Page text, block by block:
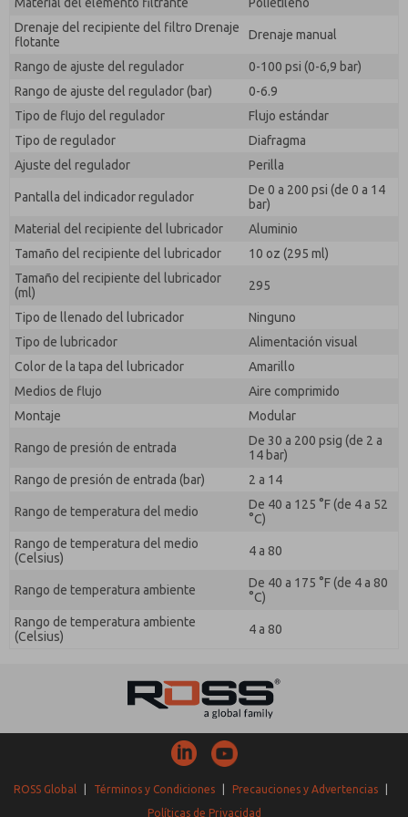
Drenaje del recipiente del filtro Drenaje
flotante
Drenaje manual
Rango de ajuste del regulador
0-100 psi (0-6,9 bar)
Rango de ajuste del regulador (bar)
0-6.9
Tipo de flujo del regulador
Flujo estándar
Tipo de regulador
Diafragma
Ajuste del regulador
Perilla
Pantalla del indicador regulador
De 0 a 200 psi (de 0 a 14
bar)
Material del recipiente del lubricador
Aluminio
Tamaño del recipiente del lubricador
10 oz (295 ml)
Tamaño del recipiente del lubricador
(ml)
295
Tipo de llenado del lubricador
Ninguno
Tipo de lubricador
Alimentación visual
Color de la tapa del lubricador
Amarillo
Medios de flujo
Aire comprimido
Montaje
Modular
Rango de presión de entrada
De 30 a 200 psig (de 2 a
14 bar)
Rango de presión de entrada (bar)
2 a 14
Rango de temperatura del medio
De 40 a 125 °F (de 4 a 52
°C)
Rango de temperatura del medio
(Celsius)
4 a 80
Rango de temperatura ambiente
De 40 a 175 °F (de 4 a 80
°C)
Rango de temperatura ambiente
(Celsius)
4 a 80
ROSS Global Términos y Condiciones Precauciones y Advertencias
Políticas de Privacidad